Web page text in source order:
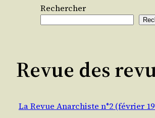
Rechercher
Revue des
La Revue Anarchiste n°2 (février